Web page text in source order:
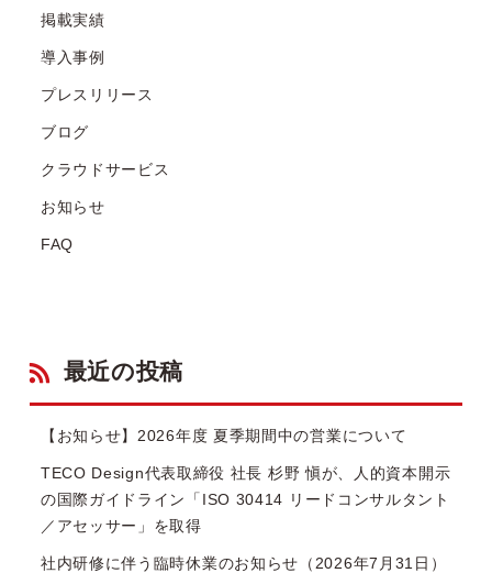
掲載実績
導入事例
プレスリリース
ブログ
クラウドサービス
お知らせ
FAQ
最近の投稿
【お知らせ】2026年度 夏季期間中の営業について
TECO Design代表取締役 社長 杉野 愼が、人的資本開示
の国際ガイドライン「ISO 30414 リードコンサルタント
／アセッサー」を取得
社内研修に伴う臨時休業のお知らせ（2026年7月31日）